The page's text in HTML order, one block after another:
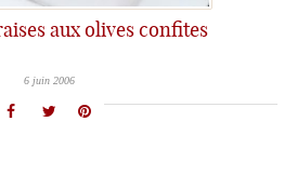
aux olives confites
6 juin 2006